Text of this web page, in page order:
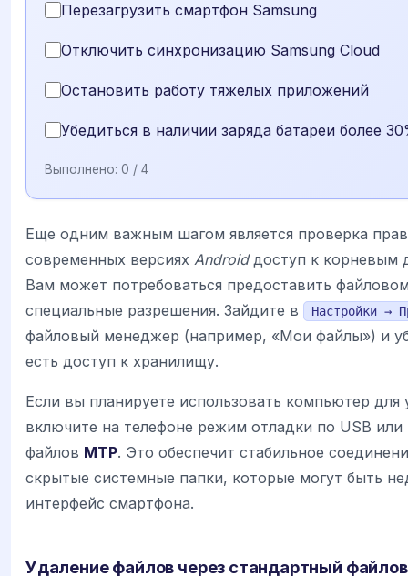
Перезагрузить смартфон Samsung
Отключить синхронизацию Samsung Cloud
Остановить работу тяжелых приложений
Убедиться в наличии заряда батареи более
Выполнено: 0 / 4
Еще одним важным шагом является проверка
современных версиях Androidдоступ к корневым
Вам может потребоваться предоставить
специальные разрешения. Зайдите в
Настройки →
файловый менеджер (например, «Мои файлы») и
есть доступ к хранилищу.
Если вы планируете использовать компьютер для
включите на телефоне режим отладки по USB
файлов MTP. Это обеспечит стабильное
скрытые системные папки, которые могут быть
интерфейс смартфона.
Удаление файлов через стандартный